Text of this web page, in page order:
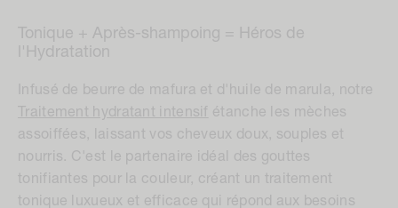
Tonique + Après-shampoing = Héros de
l'Hydratation
Infusé de beurre de mafura et d'huile de marula, notre
Traitement hydratant intensif étanche les mèches
assoiffées, laissant vos cheveux doux, souples et
nourris. C'est le partenaire idéal des gouttes
tonifiantes pour la couleur, créant un traitement
tonique luxueux et efficace qui répond aux besoins